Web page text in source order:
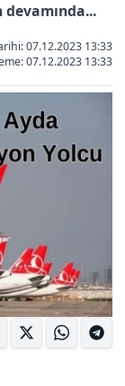
devamında...
07.12.2023 13:33
07.12.2023 13:33